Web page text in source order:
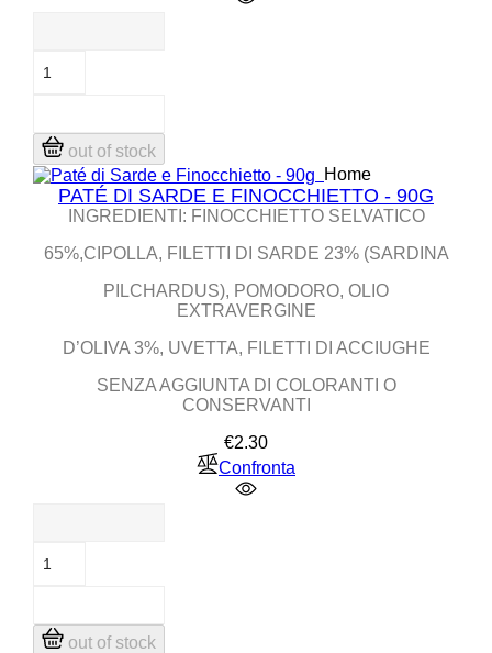
out of stock
Home
PATÉ DI SARDE E FINOCCHIETTO - 90G
INGREDIENTI: FINOCCHIETTO SELVATICO
65%,CIPOLLA, FILETTI DI SARDE 23% (SARDINA
PILCHARDUS), POMODORO, OLIO
EXTRAVERGINE
D’OLIVA 3%, UVETTA, FILETTI DI ACCIUGHE
SENZA AGGIUNTA DI COLORANTI O
CONSERVANTI
€2.30Price
Confronta
out of stock